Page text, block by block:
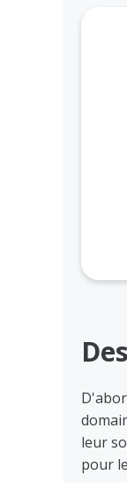
leur
pour